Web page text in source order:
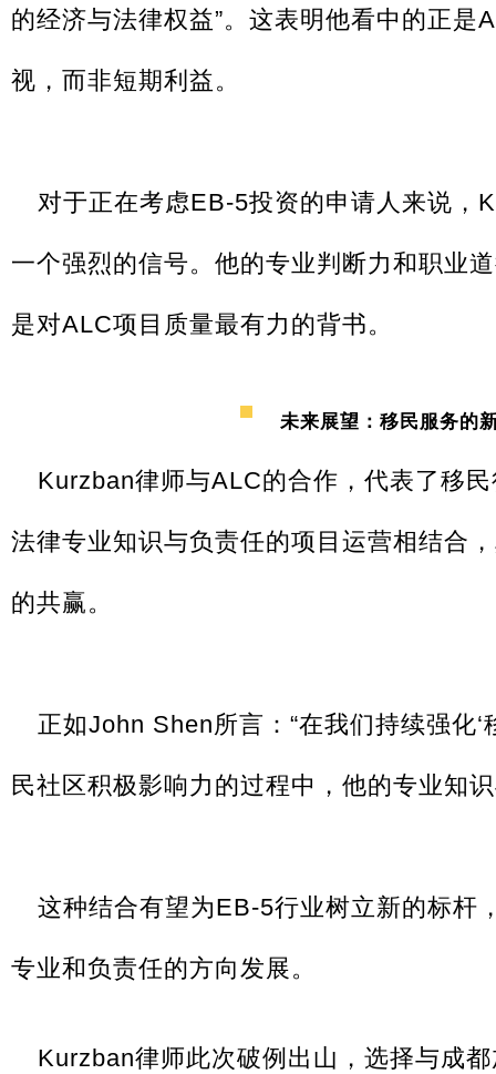
的经济与法律权益”。这表明他看中的正是
视，而非短期利益。
对于正在考虑EB-5投资的申请人来说，
一个强烈的信号。他的专业判断力和职业
是对ALC项目质量最有力的背书。
未来展望：移民服务的
Kurzban律师与ALC的合作，代表了移
法律专业知识与负责任的项目运营相结合
的共赢。
正如John Shen所言：“在我们持续强化
民社区积极影响力的过程中，他的专业知
这种结合有望为EB-5行业树立新的标杆
专业和负责任的方向发展。
Kurzban律师此次破例出山，选择与成